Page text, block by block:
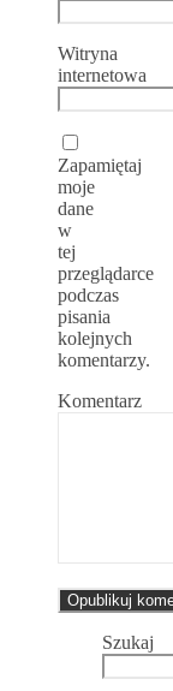
Witryna
internetowa
Zapamiętaj
moje
dane
w
tej
przeglądarce
podczas
pisania
kolejnych
komentarzy.
Komentarz
Szukaj